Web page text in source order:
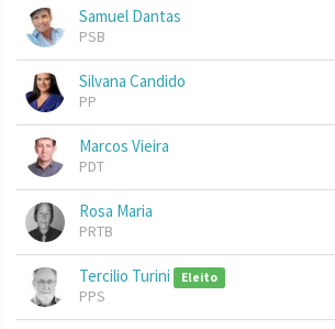
Samuel Dantas
PSB
Silvana Candido
PP
Marcos Vieira
PDT
Rosa Maria
PRTB
Tercilio Turini Eleito
PPS